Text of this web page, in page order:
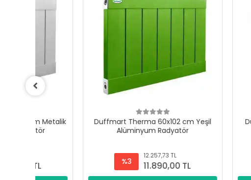
Duffmart Therma 60x102 cm Yeşil
Alüminyum Radyatör
12.257,73 TL
11.890,00 TL
Duffmart